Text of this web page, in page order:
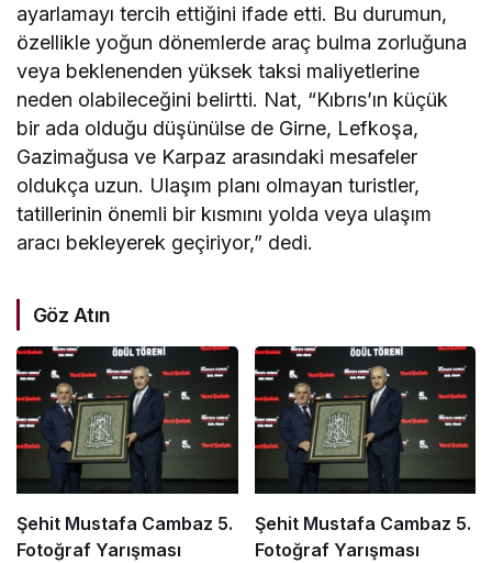
ayarlamayı tercih ettiğini ifade etti. Bu durumun,
özellikle yoğun dönemlerde araç bulma zorluğuna
veya beklenenden yüksek taksi maliyetlerine
neden olabileceğini belirtti. Nat, “Kıbrıs’ın küçük
bir ada olduğu düşünülse de Girne, Lefkoşa,
Gazimağusa ve Karpaz arasındaki mesafeler
oldukça uzun. Ulaşım planı olmayan turistler,
tatillerinin önemli bir kısmını yolda veya ulaşım
aracı bekleyerek geçiriyor,” dedi.
Göz Atın
Şehit Mustafa Cambaz 5.
Fotoğraf Yarışması
Şehit Mustafa Cambaz 5.
Fotoğraf Yarışması